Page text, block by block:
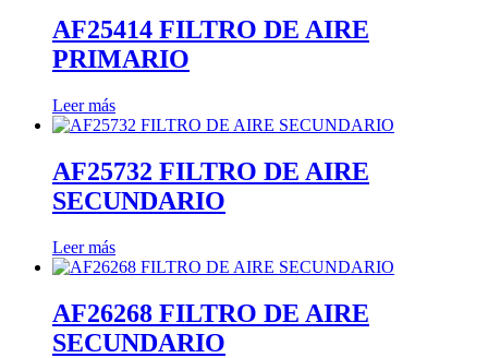
AF25414 FILTRO DE AIRE
PRIMARIO
Leer más
AF25732 FILTRO DE AIRE
SECUNDARIO
Leer más
AF26268 FILTRO DE AIRE
SECUNDARIO